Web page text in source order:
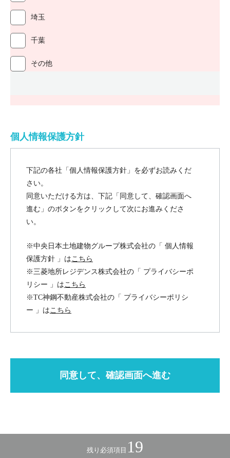
残り必須項目 19
埼玉
千葉
その他
個人情報保護方針
下記の各社「個人情報保護方針」を必ずお読みくだ
さい。
同意いただける方は、下記「同意して、確認画面へ
進む」のボタンをクリックして次にお進みくださ
い。
※中央日本土地建物グループ株式会社の「 個人情報
保護方針 」は こちら
※三菱地所レジデンス株式会社の「 プライバシーポ
リシー 」は こちら
※TC神鋼不動産株式会社の「 プライバシーポリシ
ー 」は こちら
Copyright Chuo-Nittochi Co.,Ltd. All Rights Reserved.